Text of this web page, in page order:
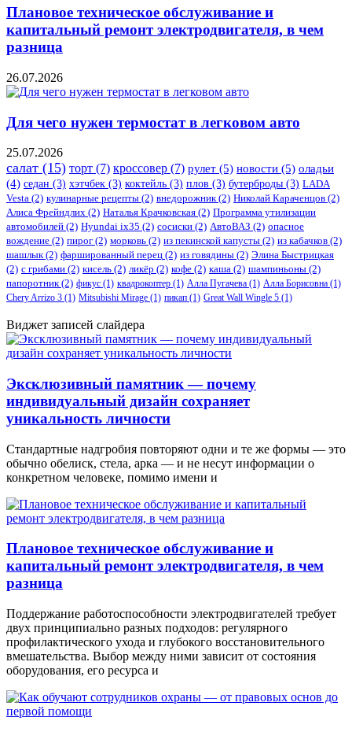
Плановое техническое обслуживание и
капитальный ремонт электродвигателя, в чем
разница
26.07.2026
Для чего нужен термостат в легковом авто
25.07.2026
салат (15) торт (7) кроссовер (7) рулет (5) новости (5) оладьи
(4) седан (3) хэтчбек (3) коктейль (3) плов (3) бутерброды (3) LADA
Vesta (2) кулинарные рецепты (2) внедорожник(2) Николай Караченцов (2)
Алиса Фрейндлих (2) Наталья Крачковская (2) Программа утилизации
автомобилей (2) ​Hyundai ix35 (2) сосиски (2) АвтоВАЗ (2) опасное
вождение (2) пирог (2) морковь (2) из пекинской капусты (2) из кабачков (2)
шашлык(2) фаршированный перец (2) из говядины (2) Элина Быстрицкая
(2) с грибами (2) кисель (2) ликёр (2) кофе (2) каша (2) шампиньоны (2)
папоротник(2) фикус (1) квадрокоптер (1) Алла Пугачева (1) Алла Борисовна (1)
Chery Arrizo 3 (1) Mitsubishi Mirage (1) пикап (1) Great Wall Wingle 5 (1)
Виджет записей слайдера
Эксклюзивный памятник — почему
индивидуальный дизайн сохраняет
уникальность личности
Стандартные надгробия повторяют одни и те же формы — это
обычно обелиск, стела, арка — и не несут информации о
конкретном человеке, помимо имени и
Плановое техническое обслуживание и
капитальный ремонт электродвигателя, в чем
разница
Поддержание работоспособности электродвигателей требует
двух принципиально разных подходов: регулярного
профилактического ухода и глубокого восстановительного
вмешательства. Выбор между ними зависит от состояния
оборудования, его ресурса и